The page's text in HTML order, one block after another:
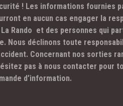
! Les informations fournies
en aucun cas engager la
Rando et des personnes qui
Nous déclinons toute
Concernant nos sorties
pas à nous contacter pour
d’information.